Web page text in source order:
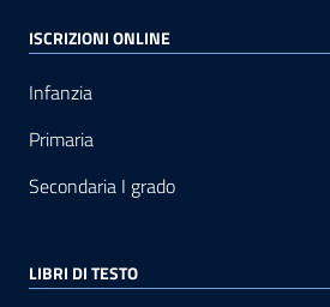
ISCRIZIONI ONLINE
Infanzia
Primaria
Secondaria I grado
LIBRI DI TESTO